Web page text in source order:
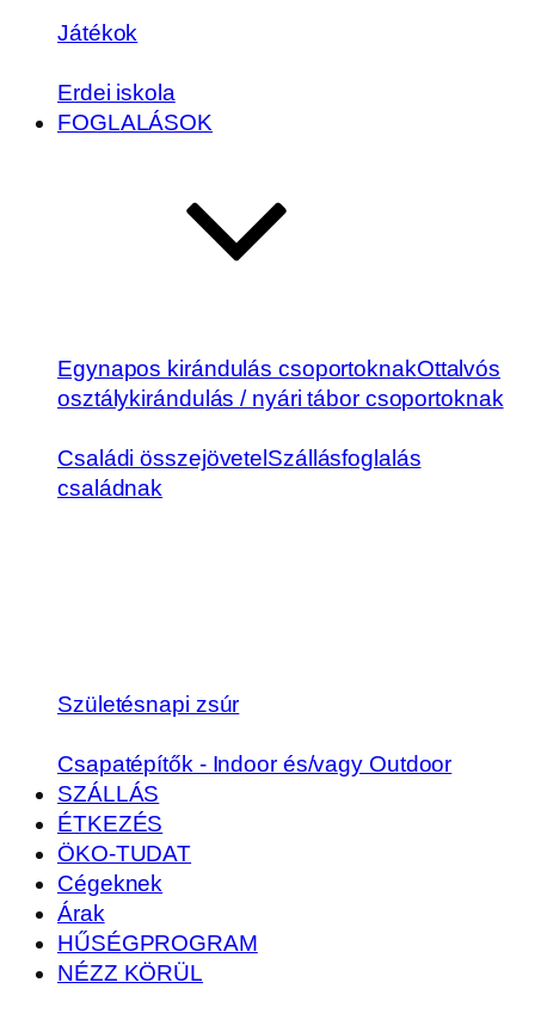
Játékok
Erdei iskola
FOGLALÁSOK
Egynapos kirándulás csoportoknakOttalvós
osztálykirándulás / nyári tábor csoportoknak
Családi összejövetelSzállásfoglalás
családnak
Születésnapi zsúr
Csapatépítők - Indoor és/vagy Outdoor
SZÁLLÁS
ÉTKEZÉS
ÖKO-TUDAT
Cégeknek
Árak
HŰSÉGPROGRAM
NÉZZ KÖRÜL